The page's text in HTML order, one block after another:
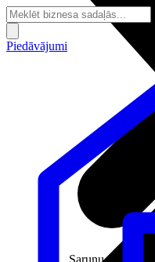
Sarunu pieslēgumi
Piedāvājumi